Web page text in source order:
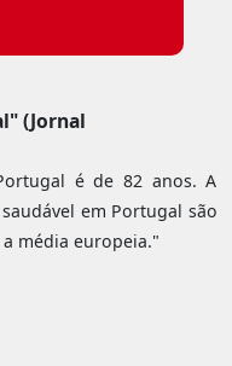
(Jornal
é de 82 anos. A
em Portugal são
média europeia."